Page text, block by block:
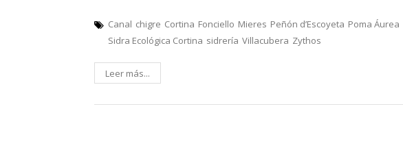
Canal chigre Cortina Fonciello Mieres Peñón d’Escoyeta Poma Áurea
Sidra Ecológica Cortina sidrería Villacubera Zythos
Leer más...